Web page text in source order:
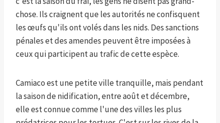
chose. Ils craignent que les autorités ne confisquent
les œufs qu'ils ont volés dans les nids. Des sanctions
pénales et des amendes peuvent être imposées à
ceux qui participent au trafic de cette espèce.
Camiaco est une petite ville tranquille, mais pendant
la saison de nidification, entre août et décembre,
elle est connue comme l'une des villes les plus